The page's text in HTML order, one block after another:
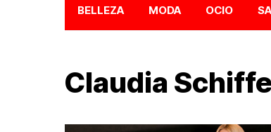
BELLEZA MODA OCIO
Claudia